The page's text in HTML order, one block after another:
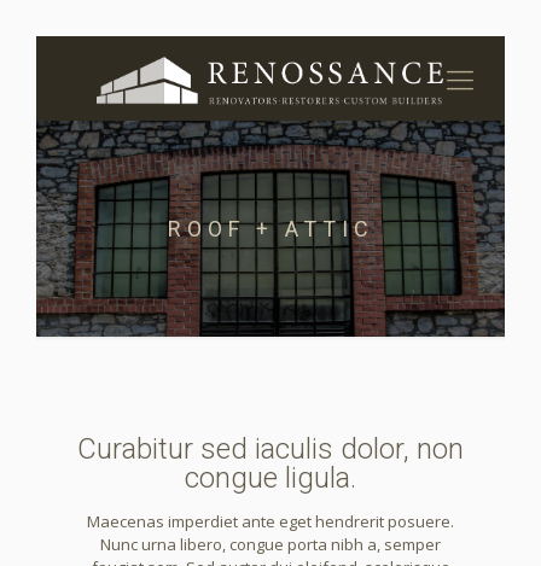
ROOF + ATTIC
Curabitur sed iaculis dolor, non
congue ligula.
Maecenas imperdiet ante eget hendrerit posuere.
Nunc urna libero, congue porta nibh a, semper